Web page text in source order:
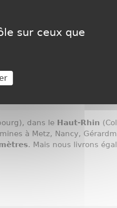
DPT Omega Pro.
dans le Haut-Rhin
à Metz, Nancy,
. Mais nous livrons
sur ceux que